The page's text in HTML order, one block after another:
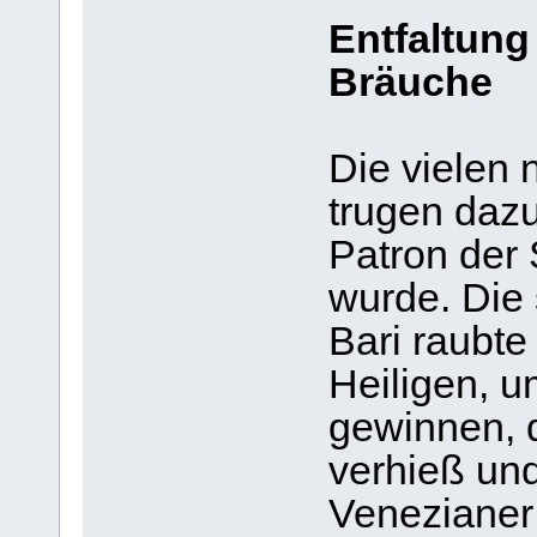
Bräuche
Die vielen
trugen
Patron der
wurde. Die
Bari
Heiligen,
gewinnen,
verhieß